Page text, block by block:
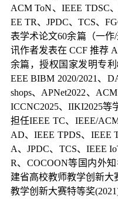
ACM ToN、IEEE TDSC
EE TR、JPDC、TCS、
表学术论文60余篇（一
讯作者发表在 CCF 推荐
余篇，授权国家发明专利
EEE BIBM 2020/2021、
shops、APNet2022、
ICCNC2025、IIKI2025等
担任IEEE TC、IEEE/
AD、IEEE TPDS、IEEE
A、JPDC、TCS、IEEE
R、COCOON等国内外
建省高校教师教学创新大
教学创新大赛特等奖